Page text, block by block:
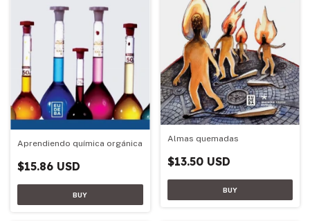
Aprendiendo química orgánica
$15.86 USD
Almas quemadas
$13.50 USD